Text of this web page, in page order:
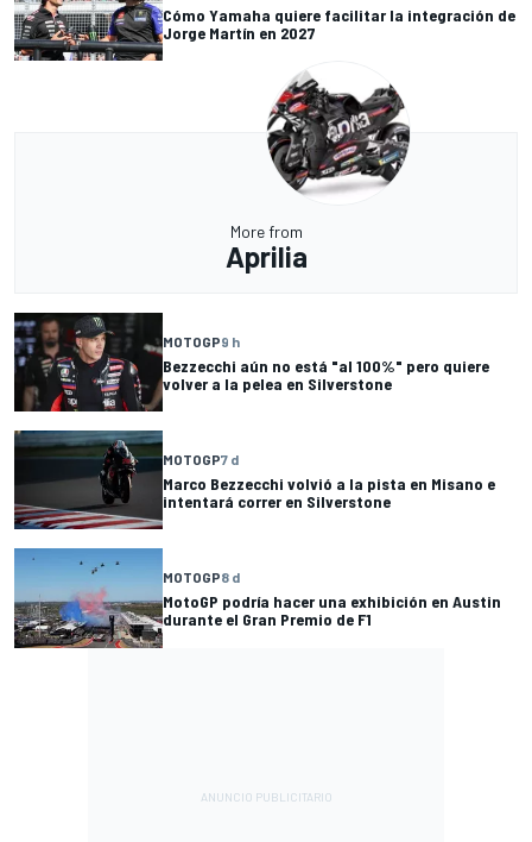
Cómo Yamaha quiere facilitar la integración de
Jorge Martín en 2027
More from
Aprilia
MOTOGP9 h
Bezzecchi aún no está "al 100%" pero quiere
volver a la pelea en Silverstone
MOTOGP7 d
Marco Bezzecchi volvió a la pista en Misano e
intentará correr en Silverstone
MOTOGP8 d
MotoGP podría hacer una exhibición en Austin
durante el Gran Premio de F1